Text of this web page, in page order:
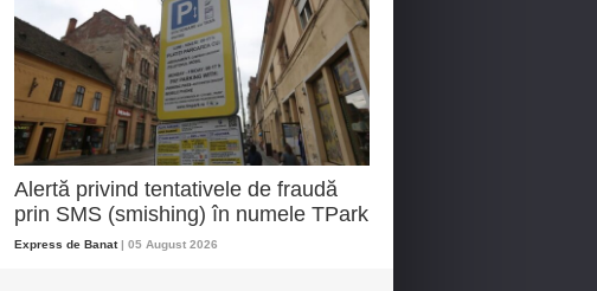
Alertă privind tentativele de fraudă
prin SMS (smishing) în numele TPark
Express de Banat| 05 August 2026